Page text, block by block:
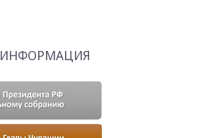
ИНФОРМАЦИЯ